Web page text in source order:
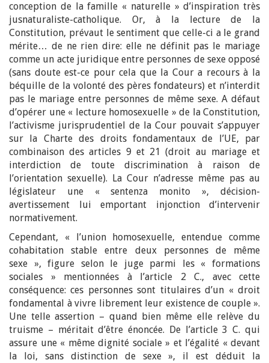
conception de la famille « naturelle » d’inspiration très
jusnaturaliste-catholique. Or, à la lecture de la
Constitution, prévaut le sentiment que celle-ci a le grand
mérite… de ne rien dire: elle ne définit pas le mariage
comme un acte juridique entre personnes de sexe opposé
(sans doute est-ce pour cela que la Cour a recours à la
béquille de la volonté des pères fondateurs) et n’interdit
pas le mariage entre personnes de même sexe. A défaut
d’opérer une « lecture homosexuelle » de la Constitution,
l’activisme jurisprudentiel de la Cour pouvait s’appuyer
sur la Charte des droits fondamentaux de l’UE, par
combinaison des articles 9 et 21 (droit au mariage et
interdiction de toute discrimination à raison de
l’orientation sexuelle). La Cour n’adresse même pas au
législateur une « sentenza monito », décision-
avertissement lui emportant injonction d’intervenir
normativement.
Cependant, « l’union homosexuelle, entendue comme
cohabitation stable entre deux personnes de même
sexe », figure selon le juge parmi les « formations
sociales » mentionnées à l’article 2 C., avec cette
conséquence: ces personnes sont titulaires d’un « droit
fondamental à vivre librement leur existence de couple ».
Une telle assertion – quand bien même elle relève du
truisme – méritait d’être énoncée. De l’article 3 C. qui
assure une « même dignité sociale » et l’égalité « devant
la loi, sans distinction de sexe », il est déduit la